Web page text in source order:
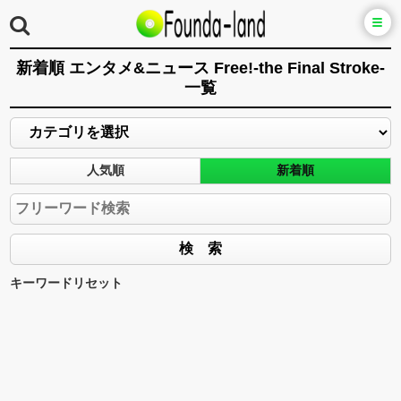
新着順 エンタメ&ニュース Free!-the Final Stroke-
一覧
人気順 新着順
キーワードリセット